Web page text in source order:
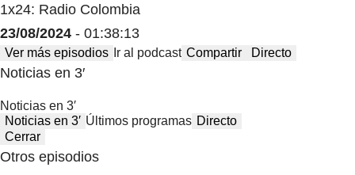
1x24: Radio Colombia
23/08/2024 - 01:38:13
Ver más episodios Ir al podcast Compartir Directo
Noticias en 3′
Noticias en 3′
Noticias en 3′ Últimos programas Directo
Cerrar
Otros episodios